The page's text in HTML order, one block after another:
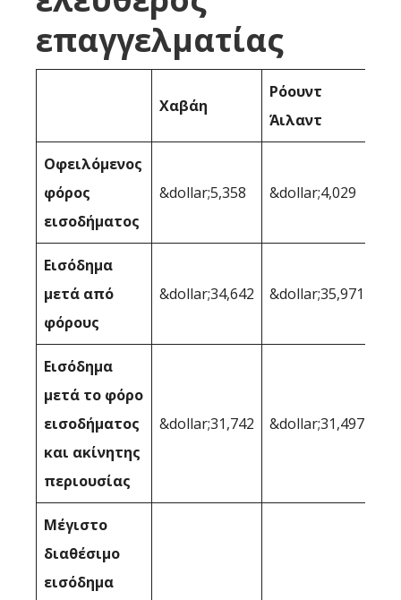
επαγγελματίας
Χαβάη
Ρόουντ
Άιλαντ
Οφειλόμενος
φόρος
εισοδήματος
&dollar;5,358 &dollar;4,029
Εισόδημα
μετά από
φόρους
&dollar;34,642 &dollar;35,971
Εισόδημα
μετά το φόρο
εισοδήματος
και ακίνητης
περιουσίας
&dollar;31,742 &dollar;31,497
Μέγιστο
διαθέσιμο
εισόδημα